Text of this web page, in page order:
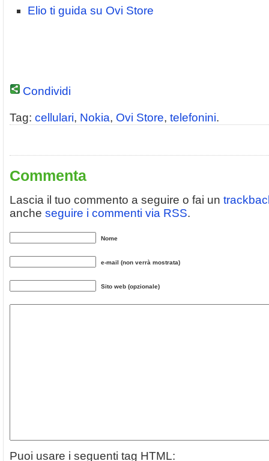
Elio ti guida su Ovi Store
Condividi
Tag: cellulari, Nokia, Ovi Store, telefonini.
Commenta
Lascia il tuo commento a seguire o fai un
anche seguire i commenti via RSS.
Nome
e-mail (non verrà mostrata)
Sito web (opzionale)
Puoi usare i seguenti tag HTML: